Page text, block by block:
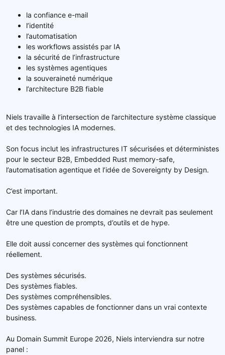
la confiance e-mail
l’identité
l’automatisation
les workflows assistés par IA
la sécurité de l’infrastructure
les systèmes agentiques
la souveraineté numérique
l’architecture B2B fiable
Niels travaille à l’intersection de l’architecture système classique
et des technologies IA modernes.
Son focus inclut les infrastructures IT sécurisées et déterministes
pour le secteur B2B, Embedded Rust memory-safe,
l’automatisation agentique et l’idée de Sovereignty by Design.
C’est important.
Car l’IA dans l’industrie des domaines ne devrait pas seulement
être une question de prompts, d’outils et de hype.
Elle doit aussi concerner des systèmes qui fonctionnent
réellement.
Des systèmes sécurisés.
Des systèmes fiables.
Des systèmes compréhensibles.
Des systèmes capables de fonctionner dans un vrai contexte
business.
Au Domain Summit Europe 2026, Niels interviendra sur notre
panel :